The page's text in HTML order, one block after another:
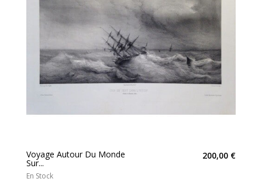
Voyage Autour Du Monde
Sur...
200,00 €
En Stock